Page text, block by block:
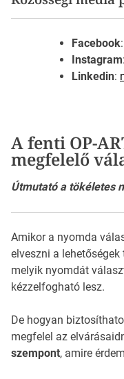
Facebook:
Instagram:
Linkedin:
A fenti OP-
megfelelő
Útmutató a tökéletes
Amikor a nyomda
elveszni a lehetőségek
melyik nyomdát
kézzelfogható lesz.
De hogyan
megfelel az
szempont, amire